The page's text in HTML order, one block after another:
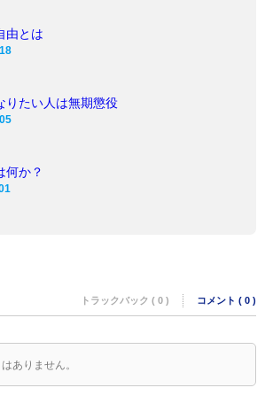
由とは
りたい人は無期懲役
何か？
トラックバック ( 0 ) コメント ( 0 )
ありません。